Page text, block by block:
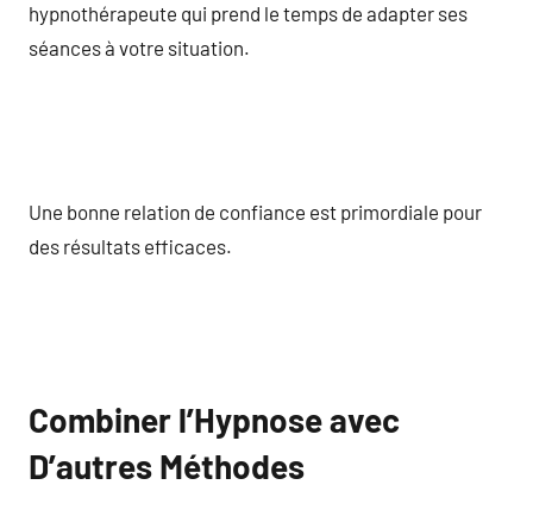
hypnothérapeute qui prend le temps de adapter ses
séances à votre situation.
Une bonne relation de confiance est primordiale pour
des résultats efficaces.
Combiner l’Hypnose avec
D’autres Méthodes